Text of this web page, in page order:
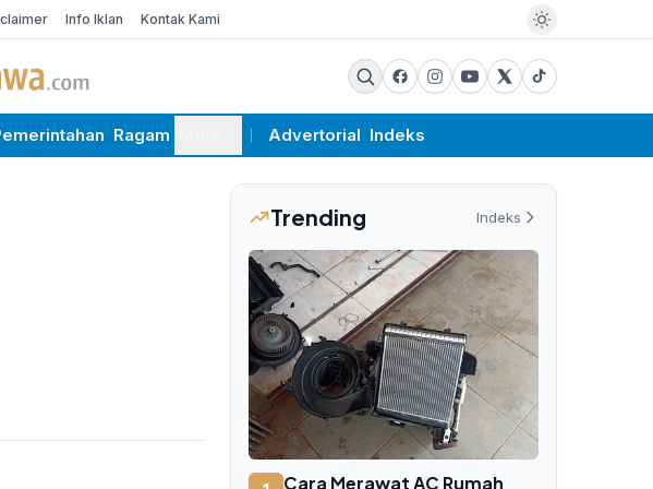
Info Iklan Kontak Kami
Ragam Advertorial Indeks
Trending Indeks
Cara Merawat AC Rumah